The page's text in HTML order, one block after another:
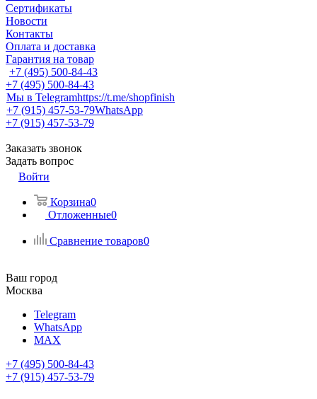
Сертификаты
Новости
Контакты
Оплата и доставка
Гарантия на товар
+7 (495) 500-84-43
+7 (495) 500-84-43
Мы в Telegramhttps://t.me/shopfinish
+7 (915) 457-53-79WhatsApp
+7 (915) 457-53-79
Заказать звонок
Задать вопрос
Войти
Корзина0
Отложенные0
Сравнение товаров0
Ваш город
Москва
Telegram
WhatsApp
MAX
+7 (495) 500-84-43
+7 (915) 457-53-79